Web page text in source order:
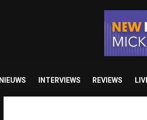
NIEUWS INTERVIEWS REVIEWS